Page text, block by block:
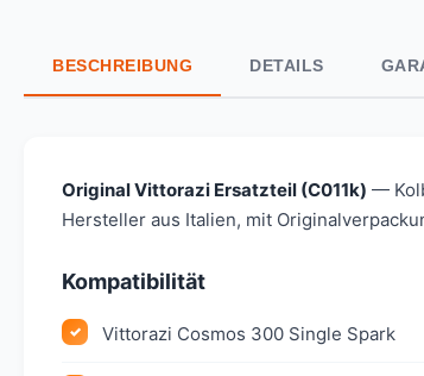
BESCHREIBUNG DETAILS
Original Vittorazi Ersatzteil (C011k) —
Hersteller aus Italien, mit
Kompatibilität
Vittorazi Cosmos 300 Single Spark